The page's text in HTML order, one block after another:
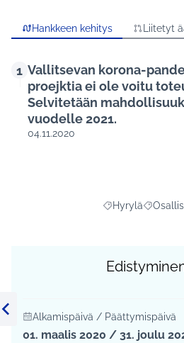
kohde
Hankkeen kehitys Liitetyt
1 Vallitsevan korona-
proejktia ei ole voitu
Selvitetään
vuodelle 2021.
04.11.2020
Rajaa tulokset
Hyrylä Rajaa
Alkamispäivä / Päättymispäivä
01. maalis 2020 / 31. joulu